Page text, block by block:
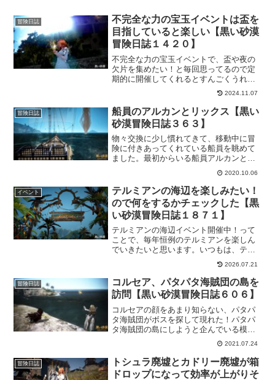
冒険日誌
不完全な力の宝玉イベントは盃を
目指していると楽しい【黒い砂漠
冒険日誌１４２０】
不完全な力の宝玉イベントで、盃や夜の
欠片を集めたい！と毎回思ってるので定
期的に開催してくれるとすんごくうれし
い！エルビアで狩りすれば盃作成アイテ
ムも獲得できるので「一度で二度美味し
い」を実感できるので狩りしてても楽し
いです！
2024.11.07
冒険日誌
船員のアルカンとリックス【黒い
砂漠冒険日誌３６３】
物々交換に少し慣れてきて、移動中に冒
険に付きあってくれている船員を眺めて
ました。最初からいる船員アルカンと、
途中で雇ったリックス。同じレベルまで
上げたところで能力にかなりの差が付き
ました。船室の都合もあるので、ここら
で継続的に乗ってもらう船員を決めない
とだ。
2020.10.06
イベント
テルミアンの海辺を楽しみたい！
ので何をするかチェックした【黒
い砂漠冒険日誌１８７１】
テルミアンの海辺イベント開催中！って
ことで、毎年恒例のテルミアンを楽しん
でいきたいと思います。いつもは、テキ
トーに遊んでますけど、今回はきっちり
「把握」して存分に満喫してやろうかと
企んでおりますｗ依頼からシルバー商店
までメモしておきました。
2026.07.21
冒険日誌
コルセア、パタパタ海賊団の島を
訪問【黒い砂漠冒険日誌６０６】
コルセアの顔をあまり知らない、パタパ
タ海賊団がボスを探して現れた！パタパ
タ海賊団の島にしようと企んでいる模
様。いいぞ！頑張れ未来のパタパタ海賊
団達よー！けど、コルセアの顔を知らな
いってのが寂しい。とりあえず、パタパ
タ海賊団の島を訪問してきました。
2021.07.24
冒険日誌
トシュラ廃墟とカドリー廃墟が箱
ドロップになって効率が上がりそ